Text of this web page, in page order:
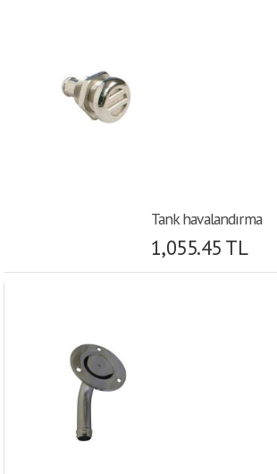
Tank havalandırma
1,055.45 TL